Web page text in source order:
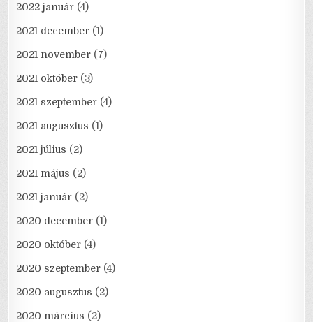
2022 január (4)
2021 december (1)
2021 november (7)
2021 október (3)
2021 szeptember (4)
2021 augusztus (1)
2021 július (2)
2021 május (2)
2021 január (2)
2020 december (1)
2020 október (4)
2020 szeptember (4)
2020 augusztus (2)
2020 március (2)